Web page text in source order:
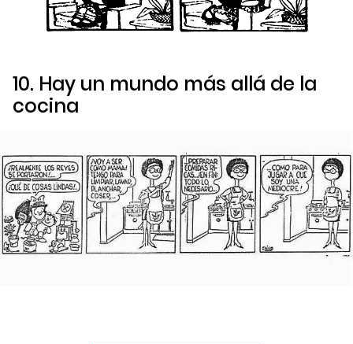
10. Hay un mundo más allá de la
cocina